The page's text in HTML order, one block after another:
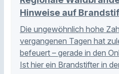
Hinweise auf
Die ungewöhnlich hohe
vergangenen Tagen hat
befeuert – gerade in den
Ist hier ein Brandstifter in